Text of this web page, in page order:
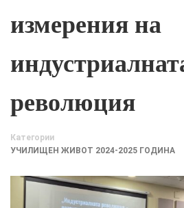
измерения на
революция
Категории
УЧИЛИЩЕН ЖИВОТ 2024-2025 ГОДИНА